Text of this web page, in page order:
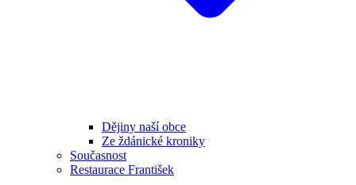
Dějiny naší obce
Ze ždánické kroniky
Současnost
Restaurace František